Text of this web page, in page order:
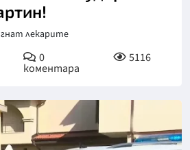
лекарите
0
коментара
5116